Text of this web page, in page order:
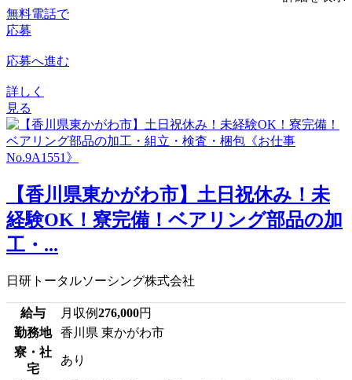
無料電話で
応募
応募へ進む
詳しく
見る
【香川県東かがわ市】土日祝休み！未
経験OK！寮完備！ベアリング部品の加
工・...
日研トータルソーシング株式会社
給与 月収例276,000円
勤務地
香川県 東かがわ市
寮・社
宅
あり